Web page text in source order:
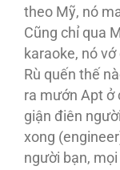
theo Mỹ, nó
Cũng chỉ qua
karaoke, nó
Rù quến thế
ra mướn Apt ở
giận điên
xong
người bạn,